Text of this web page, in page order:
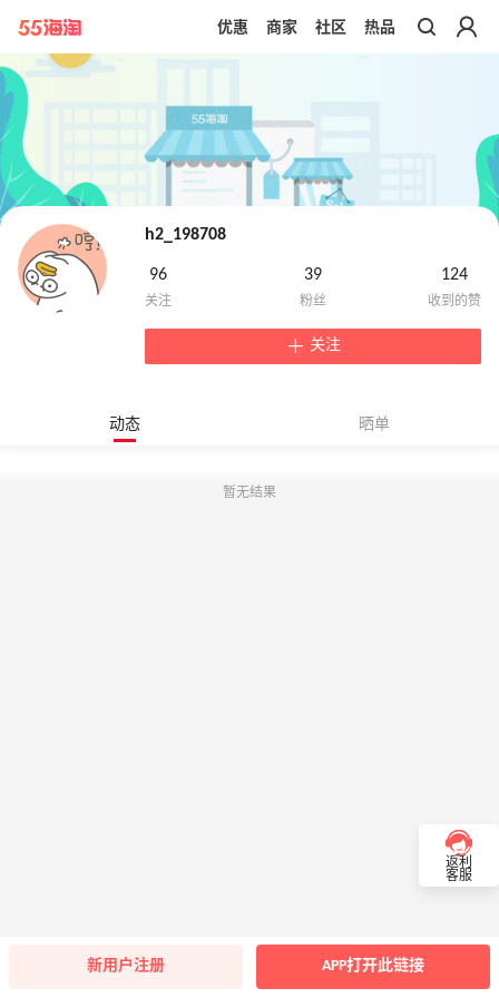
带你去官网买正品
优惠 商家 社区 热品
h2_198708
96 39 124
关注
动态 晒单
暂无结果
返利
客服
新用户注册 APP打开此链接